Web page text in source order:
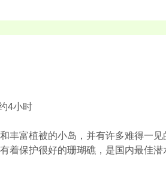
4小时
丰富植被的小岛，并有许多难得一见
着保护很好的珊瑚礁，是国内最佳潜